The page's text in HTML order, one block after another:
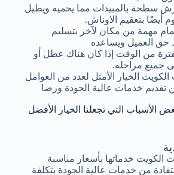
سطحة بالمبيدات مما يحميه ويطيل
أيضًا بتعقيم الاوناش.
مهمة من مكان لآخر بتسليم
حق العميل ويساعده
من الوقت إذا كان هناك عطل أو
مراحله.
الخيار الأمثل لعدد من العوامل
تقديم خدمات عالية الجودة ورضا
الأسباب التي تجعلنا الخيار الأفضل
خدماتها بأسعار مناسبة
من خدمات عالية الجودة بتكلفة